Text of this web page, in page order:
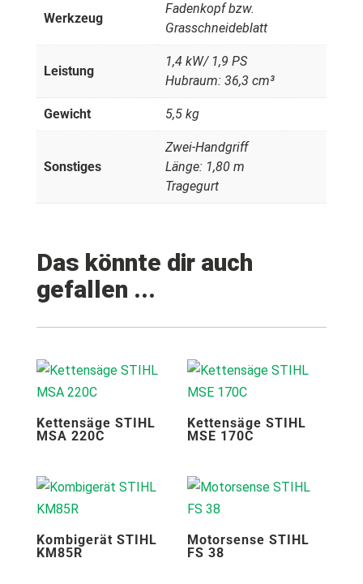
Werkzeug
Fadenkopf bzw.
Grasschneideblatt
Leistung
1,4 kW/ 1,9 PS
Hubraum: 36,3 cm³
Gewicht 5,5 kg
Sonstiges
Zwei-Handgriff
Länge: 1,80 m
Tragegurt
Das könnte dir auch
gefallen ...
Kettensäge STIHL
MSA 220C
Kettensäge STIHL
MSE 170C
Kombigerät STIHL
KM85R
Motorsense STIHL
FS 38